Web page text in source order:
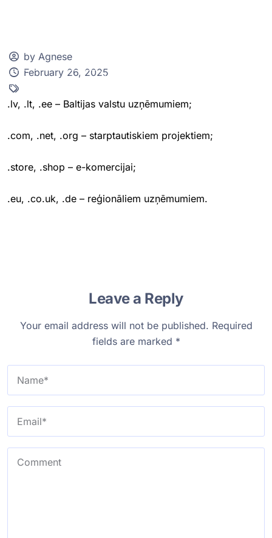
by Agnese
February 26, 2025
.lv, .lt, .ee – Baltijas valstu uzņēmumiem;
.com, .net, .org – starptautiskiem projektiem;
.store, .shop – e-komercijai;
.eu, .co.uk, .de – reģionāliem uzņēmumiem.
Leave a Reply
Your email address will not be published. Required
fields are marked *